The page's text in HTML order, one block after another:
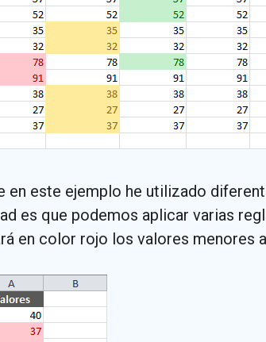
en este ejemplo he utilizado
es que podemos aplicar varias
en color rojo los valores menores